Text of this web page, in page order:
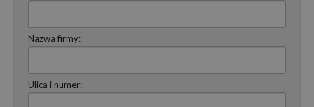
Nazwa firmy:
Ulica i numer: